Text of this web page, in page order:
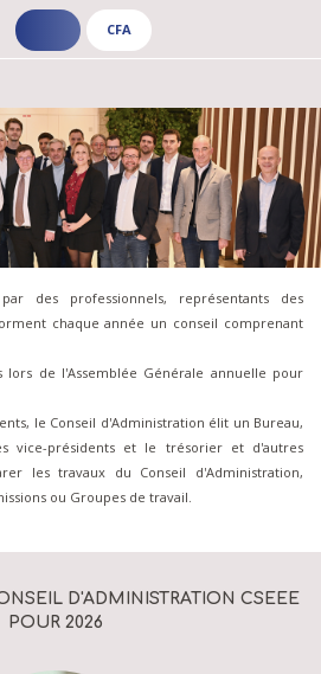
ADHÉRENT
PUBLIC
CFA
PUBLIC
CFA
des professionnels, représentants des
chaque année un conseil comprenant
lors de l'Assemblée Générale annuelle pour
le Conseil d'Administration élit un Bureau,
vice-présidents et le trésorier et d'autres
les travaux du Conseil d'Administration,
ou Groupes de travail.
D'ADMINISTRATION CSEEE
POUR 2026